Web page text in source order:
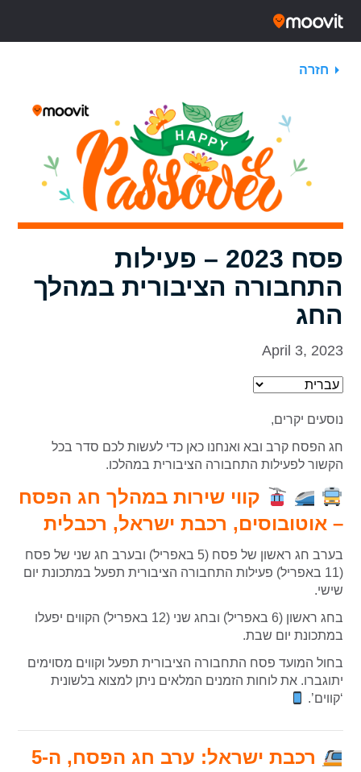
חזרה
פסח 2023 – פעילות
התחבורה הציבורית במהלך
החג
April 3, 2023
נוסעים יקרים,
חג הפסח קרב ובא ואנחנו כאן כדי לעשות לכם סדר בכל
הקשור לפעילות התחבורה הציבורית במהלכו.
קווי שירות במהלך חג הפסח
– אוטובוסים, רכבת ישראל, רכבלית
בערב חג ראשון של פסח (5 באפריל) ובערב חג שני של פסח
(11 באפריל) פעילות התחבורה הציבורית תפעל במתכונת יום
שישי.
בחג ראשון (6 באפריל) ובחג שני (12 באפריל) הקווים יפעלו
במתכונת יום שבת.
בחול המועד פסח התחבורה הציבורית תפעל וקווים מסוימים
יתוגברו. את לוחות הזמנים המלאים ניתן למצוא בלשונית
‘קווים’.
רכבת ישראל: ערב חג הפסח, ה-5